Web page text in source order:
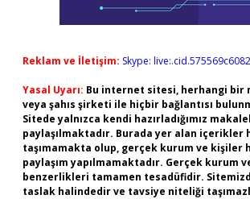
Reklam ve İletişim: Skype:
Yasal Uyarı: Bu internet sitesi, herhangi bir
veya şahıs şirketi ile hiçbir bağlantısı
Sitede yalnızca kendi hazırladığımız
paylaşılmaktadır. Burada yer alan içerikler
taşımamakta olup, gerçek kurum ve kişiler
paylaşım yapılmamaktadır. Gerçek kurum
benzerlikleri tamamen tesadüfidir.
taslak halindedir ve tavsiye niteliği